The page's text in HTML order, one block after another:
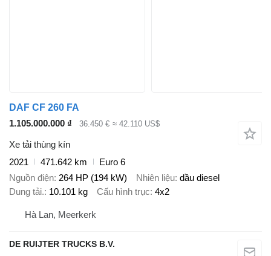
DAF CF 260 FA
1.105.000.000 ₫
36.450 € ≈ 42.110 US$
Xe tải thùng kín
2021
471.642 km
Euro 6
Nguồn điện 264 HP (194 kW) Nhiên liệu dầu diesel
Dung tải. 10.101 kg Cấu hình trục 4x2
Hà Lan, Meerkerk
DE RUIJTER TRUCKS B.V.